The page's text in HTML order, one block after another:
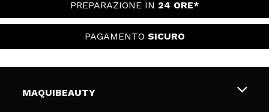
PREPARAZIONE IN 24 ORE*
PAGAMENTO SICURO
MAQUIBEAUTY